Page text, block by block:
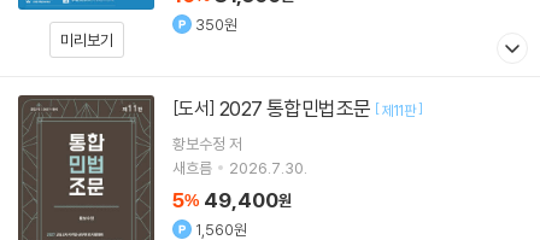
미리보기
350원
[도서] 2027 통합민법조문 [제11판]
황보수정 저
새흐름
2026.7.30.
5% 49,400원
1,560원